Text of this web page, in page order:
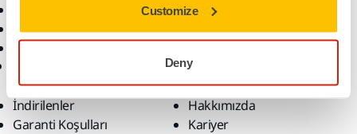
Customize
Deny
Tozsuz Zımparalama
Zımparalar ve Bileşikler
İndirilenler
Garanti Koşulları
Firma
Hakkımızda
Kariyer